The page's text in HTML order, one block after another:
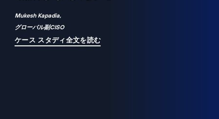
Mukesh Kapadia,
グローバル副CISO
ケース スタディ全文を読む